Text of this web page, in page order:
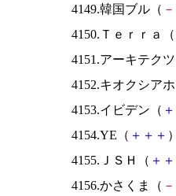
4149.韓国ブル（ －
4150.Ｔｅｒｒａ（
4151.アーキテク
4152.キオクシア
4153.イビデン（ ＋
4154.YE（ ＋ ＋ ＋
4155.ＪＳＨ（ ＋ ＋
4156.かさくま（ －